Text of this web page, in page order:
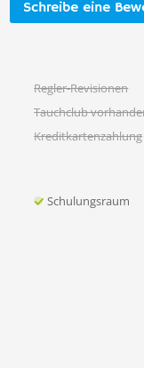
Schreibe eine
Regler-Revisionen
Tauchclub
Kreditkartenzahlung
Schulungsraum